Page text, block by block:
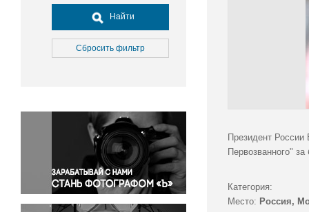
Досуг, туризм и отдых
Культура
Медицина
Окружающая среда
Политика
Правосудие
Происшествия и конфликты
Религия
Светская жизнь
Найти
Сбросить фильтр
Президент
Первозванного"
Категория:
Место: Россия,